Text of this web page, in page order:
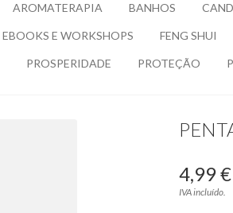
AROMATERAPIA BANHOS
EBOOKS E WORKSHOPS FENG SHUI
PROSPERIDADE PROTEÇÃO
4,99 €
IVA incluído.